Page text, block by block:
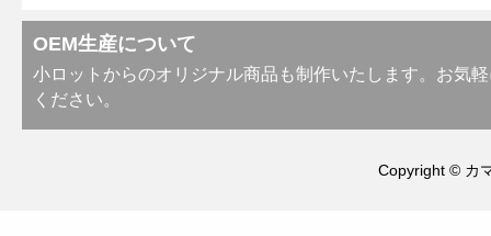
OEM生産について
小ロットからのオリジナル商品も制作いたします。お気
ください。
Copyright © カ